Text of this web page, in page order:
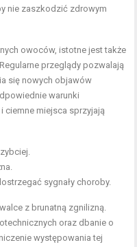
nie zaszkodzić zdrowym
owoców, istotne jest także
przeglądy pozwalają
się nowych objawów
warunki
ciemne miejsca sprzyjają
sygnały choroby.
z brunatną zgnilizną.
oraz dbanie o
występowania tej